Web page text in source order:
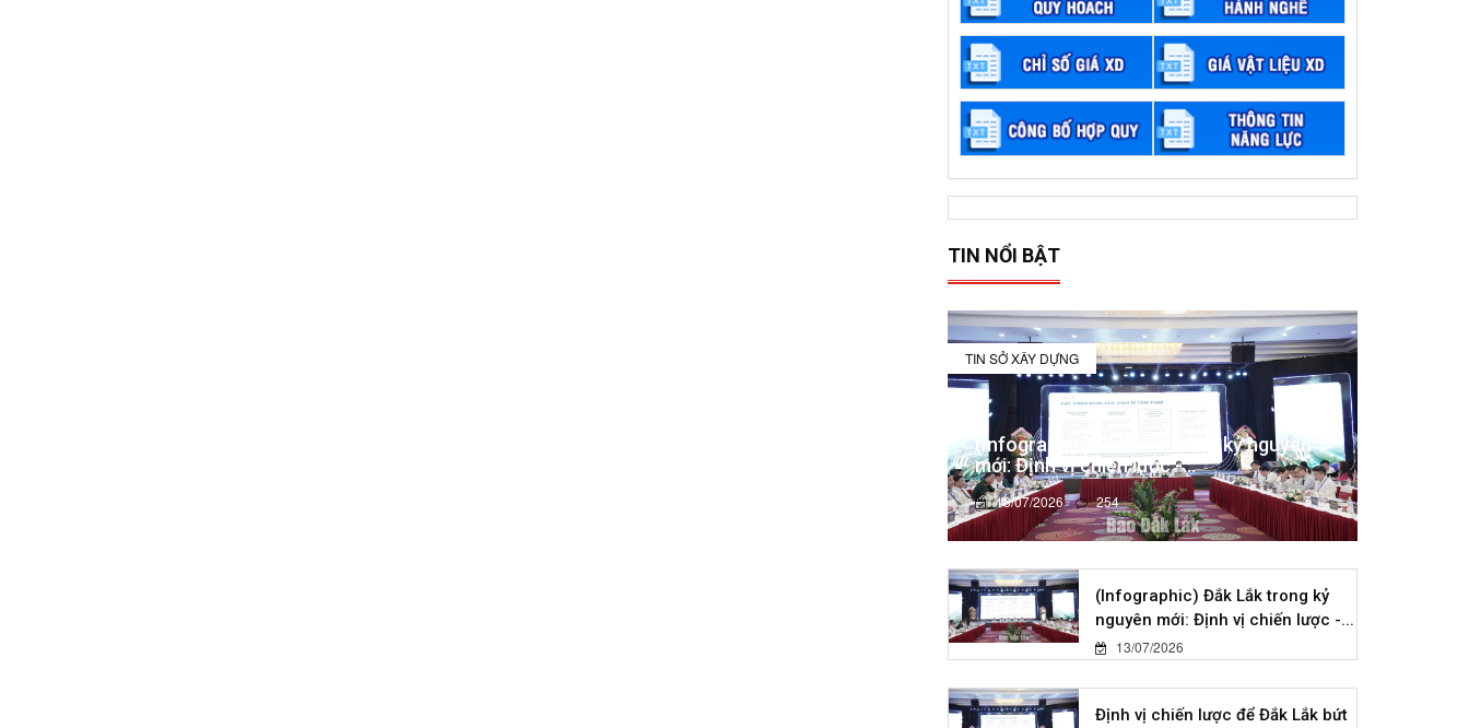
TIN NỔI BẬT
TIN SỞ XÂY DỰNG
(Infographic) Đắk Lắk trong kỷ nguyên
mới: Định vị chiến lược -...
13/07/2026 254
(Infographic) Đắk Lắk trong kỷ
nguyên mới: Định vị chiến lược -...
13/07/2026
Định vị chiến lược để Đắk Lắk bứt